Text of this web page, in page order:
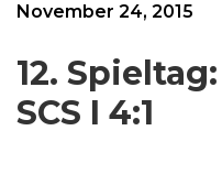
November 24, 2015
12.
SCS I 4:1